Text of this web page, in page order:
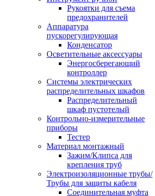
Рукоятки для съема
предохранителей
Аппаратура
пускорегулирующая
Конденсатор
Осветительные аксессуары
Энергосберегающий
контроллер
Системы электрических
распределительных шкафов
Распределительный
шкаф пустотелый
Контрольно-измерительные
приборы
Тестер
Материал монтажный
Зажим/Клипса для
крепления труб
Электроизоляционные трубы/
Трубы для защиты кабеля
Соединительная муфта